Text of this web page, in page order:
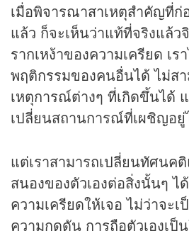
เมื่อพิจารณาสาเหตุสำคัญที่ก่
แล้ว ก็จะเห็นว่าแท้ที่จริงแล้ว
รากเหง้าของความเครียด เร
พฤติกรรมของคนอื่นได้ ไม่ส
เหตุการณ์ต่างๆ ที่เกิดขึ้นได้
เปลี่ยนสถานการณ์ที่เผชิญอยู่
แต่เราสามารถเปลี่ยนทัศนค
สนองของตัวเองต่อสิ่งนั้นๆ ไ
ความเครียดให้เจอ ไม่ว่าจะ
ความกดดัน การถือตัวเองเ